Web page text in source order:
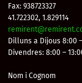
Fax: 938723327
41.722302, 1.829114
Dilluns a Dijous 8:00
Divendres: 8:00 –
Nom i Cognom